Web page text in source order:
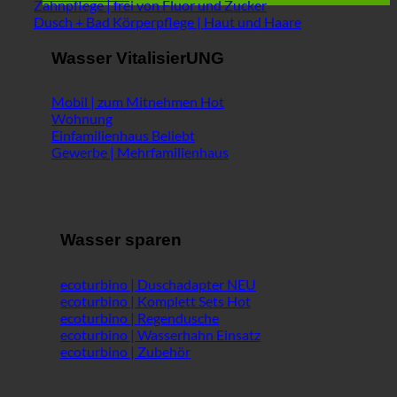
Zahnpflege | frei von Fluor und Zucker
Dusch + Bad Körperpflege | Haut und Haare
Wasser VitalisierUNG
Mobil | zum Mitnehmen
Wohnung
Einfamilienhaus
Gewerbe | Mehrfamilienhaus
Wasser sparen
ecoturbino | Duschadapter
ecoturbino | Komplett Sets
ecoturbino | Regendusche
ecoturbino | Wasserhahn Einsatz
ecoturbino | Zubehör